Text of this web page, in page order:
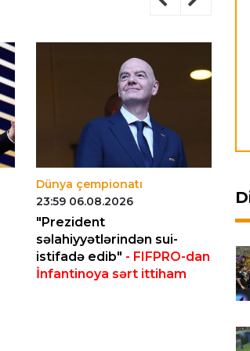
Dünya çempionatı
23:59 06.08.2026
"Prezident
səlahiyyətlərindən sui-
istifadə edib" - FIFPRO-dan
İnfantinoya sərt ittiham